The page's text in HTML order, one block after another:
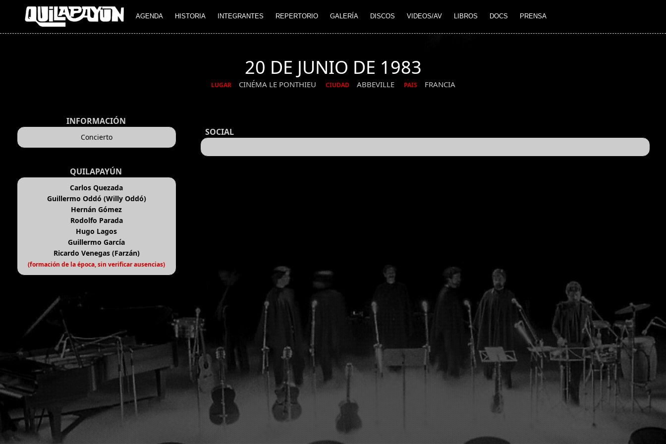
AGENDA HISTORIA INTEGRANTES REPERTORIO GALERÍA DISCOS VIDEOS/AV LIBROS DOCS PRENSA
20 DE JUNIO DE 1983
LUGAR CINÉMA LE PONTHIEU CIUDAD ABBEVILLE PAIS FRANCIA
INFORMACIÓN
Concierto
QUILAPAYÚN
Carlos Quezada
Guillermo Oddó (Willy Oddó)
Hernán Gómez
Rodolfo Parada
Hugo Lagos
Guillermo García
Ricardo Venegas (Farzán)
(formación de la época, sin verificar ausencias)
SOCIAL